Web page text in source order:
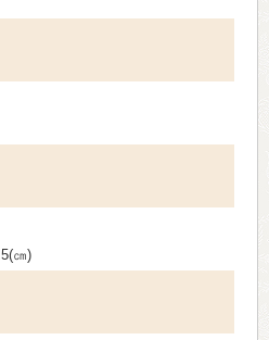
㎝)